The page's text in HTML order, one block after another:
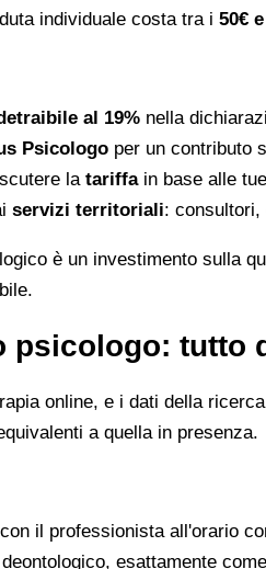
individuale costa tra i 50€
al 19% nella
Psicologo per un contributo
la tariffain base alle
servizi territoriali: consultori,
è un investimento sulla
psicologo: tutto
online, e i dati della
a quella in presenza.
il professionista all'orario
esattamente